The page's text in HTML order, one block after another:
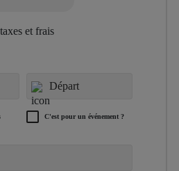
et frais
C'est pour un événement ?